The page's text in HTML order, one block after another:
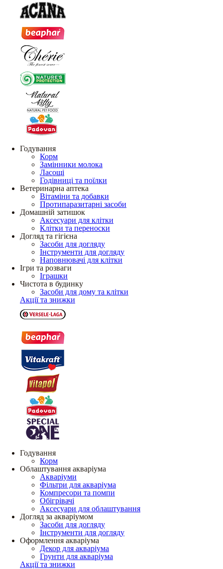
Годування
Корм
Замінники молока
Ласощі
Годівниці та поїлки
Ветеринарна аптека
Вітаміни та добавки
Протипаразитарні засоби
Домашній затишок
Аксесуари для клітки
Клітки та переноски
Догляд та гігієна
Засоби для догляду
Інструменти для догляду
Наповнювачі для клітки
Ігри та розваги
Іграшки
Чистота в будинку
Засоби для дому та клітки
Акції та знижки
Годування
Корм
Облаштування акваріума
Акваріуми
Фільтри для акваріума
Компресори та помпи
Обігрівачі
Аксесуари для облаштування
Догляд за акваріумом
Засоби для догляду
Інструменти для догляду
Оформлення акваріума
Декор для акваріума
Грунти для акваріума
Акції та знижки